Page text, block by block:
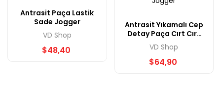
Antrasit Paça Lastik
Sade Jogger
VD Shop
$48,40
Antrasit Yıkamalı Cep
Detay Paça Cırt Cırt
Jogger
VD Shop
$64,90